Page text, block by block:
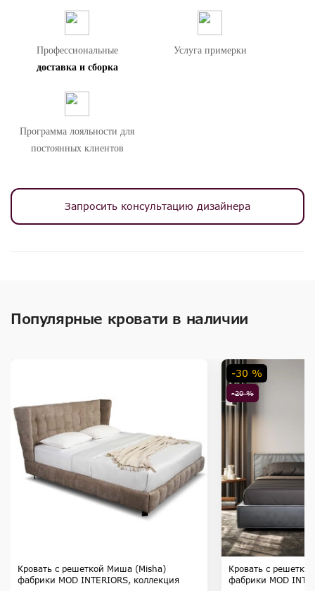
Внимание! Цвета предметов на изображениях могут отличаться из-за
Профессиональные
доставка и сборка
Услуга примерки
Программа лояльности для
постоянных клиентов
Запросить консультацию дизайнера
Популярные кровати в наличии
Кровать с решеткой Миша (Misha)
фабрики MOD INTERIORS, коллекция
-20 %
-30 %
Кровать с
фабрики MOD